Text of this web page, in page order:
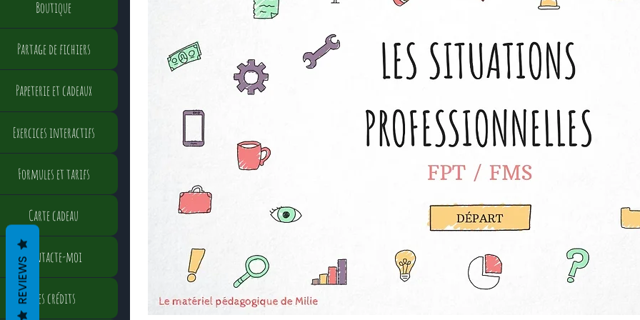
Boutique
Partage de fichiers
Papeterie et cadeaux
Exercices interactifs
Formules et tarifs
Carte cadeau
Contacte-moi
Mes crédits
REVIEWS